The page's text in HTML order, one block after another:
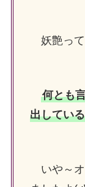
妖艶っ
何とも
出してい
いや～